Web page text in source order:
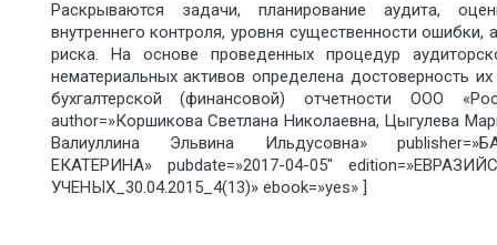
Раскрываются задачи, планирование аудита,
внутреннего контроля, уровня существенности ошибки,
риска. На основе проведенных процедур
нематериальных активов определена достоверность
бухгалтерской (финансовой) отчетности ООО
author=»Коршикова Светлана Николаевна, Цыгулева
Валиуллина Эльвина Ильдусовна»
ЕКАТЕРИНА» pubdate=»2017-04-05″
УЧЕНЫХ_30.04.2015_4(13)» ebook=»yes» ]